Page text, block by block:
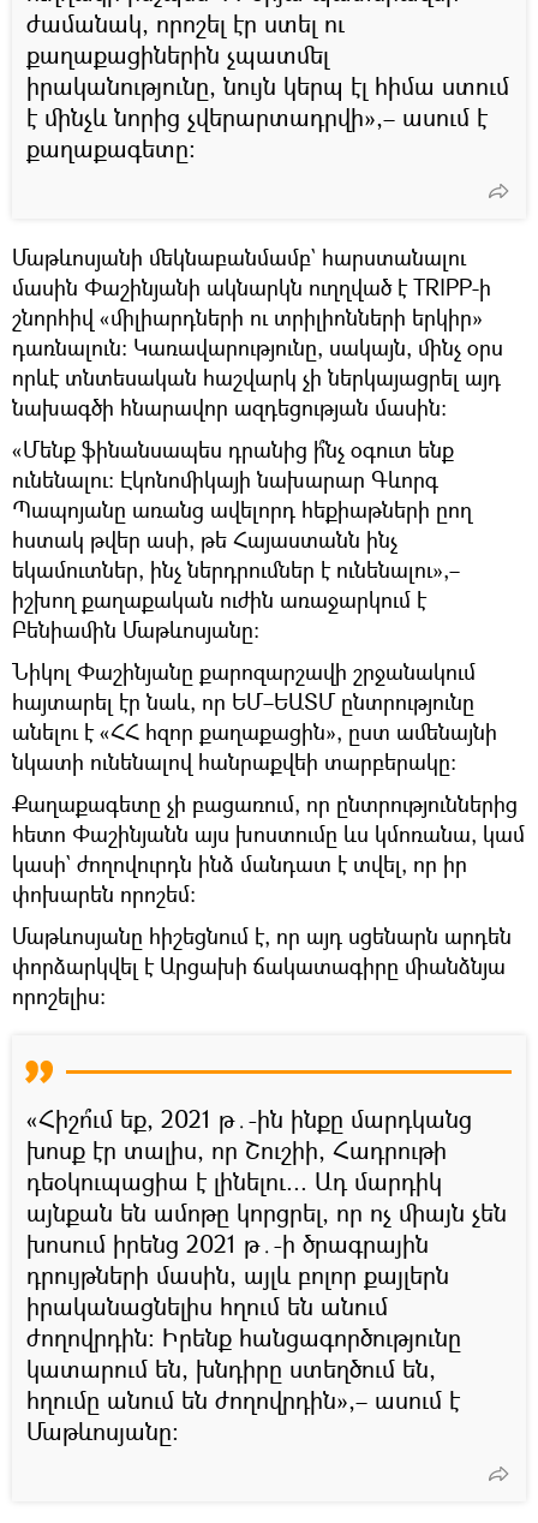
ժամանակ, որոշել էր ստել ու
քաղաքացիներին չպատմել
իրականությունը, նույն կերպ էլ հիմա ստում
է մինչև նորից չվերարտադրվի»,– ասում է
քաղաքագետը։
Մաթևոսյանի մեկնաբանմամբ` հարստանալու
մասին Փաշինյանի ակնարկն ուղղված է TRIPP-ի
շնորհիվ «միլիարդների ու տրիլիոնների երկիր»
դառնալուն։ Կառավարությունը, սակայն, մինչ օրս
որևէ տնտեսական հաշվարկ չի ներկայացրել այդ
նախագծի հնարավոր ազդեցության մասին։
«Մենք ֆինանսապես դրանից ի՞նչ օգուտ ենք
ունենալու։ Էկոնոմիկայի նախարար Գևորգ
Պապոյանը առանց ավելորդ հեքիաթների ըող
հստակ թվեր ասի, թե Հայաստանն ինչ
եկամուտներ, ինչ ներդրումներ է ունենալու»,–
իշխող քաղաքական ուժին առաջարկում է
Բենիամին Մաթևոսյանը։
Նիկոլ Փաշինյանը քարոզարշավի շրջանակում
հայտարել էր նաև, որ ԵՄ–ԵԱՏՄ ընտրությունը
անելու է «ՀՀ հզոր քաղաքացին», ըստ ամենայնի
նկատի ունենալով հանրաքվեի տարբերակը։
Քաղաքագետը չի բացառում, որ ընտրություններից
հետո Փաշինյանն այս խոստումը ևս կմոռանա, կամ
կասի` ժողովուրդն ինձ մանդատ է տվել, որ իր
փոխարեն որոշեմ։
Մաթևոսյանը հիշեցնում է, որ այդ սցենարն արդեն
փորձարկվել է Արցախի ճակատագիրը միանձնյա
որոշելիս։
«Հիշո՞ւմ եք, 2021 թ․-ին ինքը մարդկանց
խոսք էր տալիս, որ Շուշիի, Հադրութի
դեօկուպացիա է լինելու... Ադ մարդիկ
այնքան են ամոթը կորցրել, որ ոչ միայն չեն
խոսում իրենց 2021 թ․-ի ծրագրային
դրույթների մասին, այլև բոլոր քայլերն
իրականացնելիս հղում են անում
ժողովրդին։ Իրենք հանցագործությունը
կատարում են, խնդիրը ստեղծում են,
հղումը անում են ժողովրդին»,– ասում է
Մաթևոսյանը։